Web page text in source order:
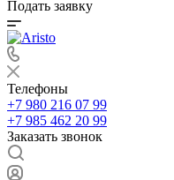
Подать заявку
Телефоны
+7 980 216 07 99
+7 985 462 20 99
Заказать звонок